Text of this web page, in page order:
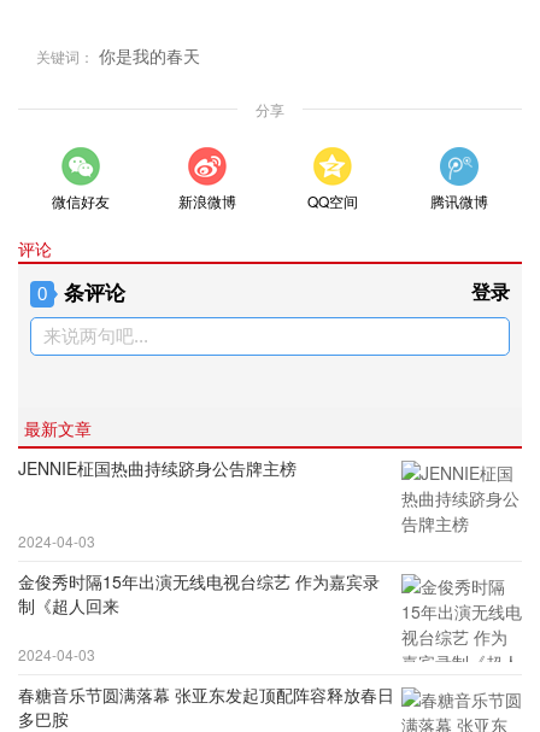
关键词： 你是我的春天
分享
微信好友 新浪微博 QQ空间 腾讯微博
评论
0 条评论 登录
来说两句吧...
最新文章
JENNIE柾国热曲持续跻身公告牌主榜
2024-04-03
金俊秀时隔15年出演无线电视台综艺 作为嘉宾录
制《超人回来
2024-04-03
春糖音乐节圆满落幕 张亚东发起顶配阵容释放春日
多巴胺